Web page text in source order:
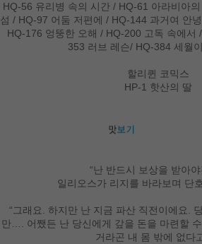
HQ-56 유리병 속의 시간 / HQ-61 아라비아
섬 / HQ-97 어둠 저편에 / HQ-144 과거여 안
HQ-176 엉뚱한 오해 / HQ-200 고독 속에서
353 러브 레슨/ HQ-384 세월
할리퀸 코믹스
HP-1 핫산의 딸
“난 반드시 보상을 받아야
일리오스가 리지를 바라보며 단
“그래요. 하지만 난 지금 파산 직전이에요.
만…. 어쨌든 난 당신에게 갚을 돈을 마련할
거라곤 내 몸 밖에 없다